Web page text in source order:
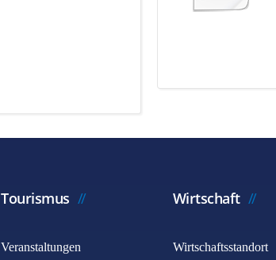
Tourismus
Veranstaltungen
Wirtschaft
Wirtschaftsstandort